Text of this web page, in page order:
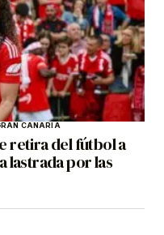
CANARIA
retira del fútbol a
lastrada por las